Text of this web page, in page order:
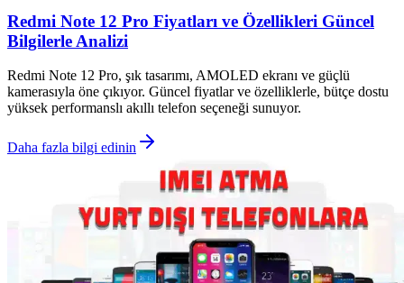
Redmi Note 12 Pro Fiyatları ve Özellikleri Güncel
Bilgilerle Analizi
Redmi Note 12 Pro, şık tasarımı, AMOLED ekranı ve güçlü
kamerasıyla öne çıkıyor. Güncel fiyatlar ve özelliklerle, bütçe dostu
yüksek performanslı akıllı telefon seçeneği sunuyor.
Daha fazla bilgi edinin